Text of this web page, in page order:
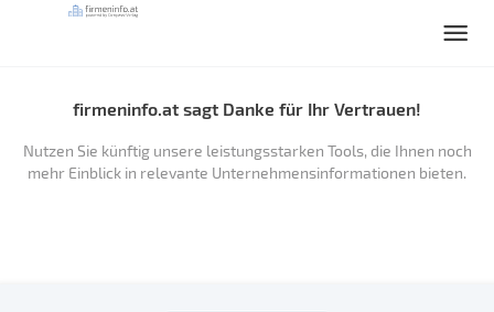
firmeninfo.at sagt Danke für Ihr Vertrauen!
Nutzen Sie künftig unsere leistungsstarken Tools, die Ihnen noch
mehr Einblick in relevante Unternehmensinformationen bieten.